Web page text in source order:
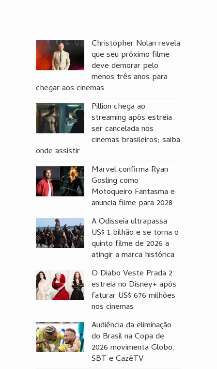
Christopher Nolan revela
que seu próximo filme
deve demorar pelo
menos três anos para
chegar aos cinemas
Pillion chega ao
streaming após estreia
ser cancelada nos
cinemas brasileiros; saiba
onde assistir
Marvel confirma Ryan
Gosling como
Motoqueiro Fantasma e
anuncia filme para 2028
A Odisseia ultrapassa
US$ 1 bilhão e se torna o
quinto filme de 2026 a
atingir a marca histórica
O Diabo Veste Prada 2
estreia no Disney+ após
faturar US$ 676 milhões
nos cinemas
Audiência da eliminação
do Brasil na Copa de
2026 movimenta Globo,
SBT e CazéTV